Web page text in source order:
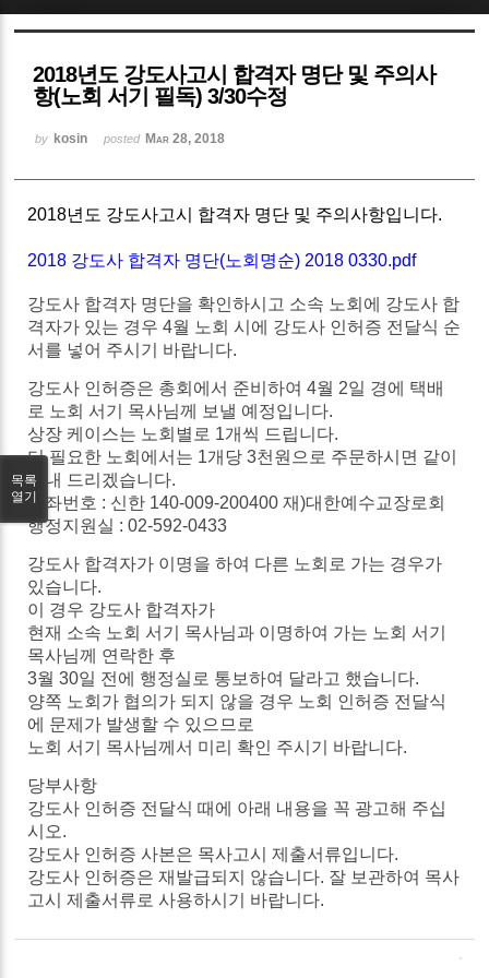
2018년도 강도사고시 합격자 명단 및 주의사
항(노회 서기 필독) 3/30수정
by kosin posted Mar 28, 2018
2018년도 강도사고시 합격자 명단 및 주의사항입니다.
2018 강도사 합격자 명단(노회명순) 2018 0330.pdf
강도사 합격자 명단을 확인하시고 소속 노회에 강도사 합
격자가 있는 경우 4월 노회 시에 강도사 인허증 전달식 순
서를 넣어 주시기 바랍니다.
강도사 인허증은 총회에서 준비하여 4월 2일 경에 택배
로 노회 서기 목사님께 보낼 예정입니다.
상장 케이스는 노회별로 1개씩 드립니다.
더 필요한 노회에서는 1개당 3천원으로 주문하시면 같이
보내 드리겠습니다.
계좌번호 : 신한 140-009-200400재)대한예수교장로회
행정지원실 : 02-592-0433
강도사 합격자가 이명을 하여 다른 노회로 가는 경우가
있습니다.
이
경우 강도사 합격자가
현재 소속 노회 서기 목사님과 이명하여 가는 노회 서기
목사님께 연락한 후
3월 30일 전에 행정실로 통보하여 달라고 했습니다.
양쪽 노회가 협의가 되지 않을 경우 노회 인허증 전달식
에 문제가 발생할 수 있으므로
노회 서기 목사님께서 미리 확인 주시기 바랍니다.
당부사항
강도사 인허증 전달식 때에 아래 내용을 꼭 광고해 주십
시오.
강도사 인허증 사본은 목사고시 제출서류입니다.
강도사 인허증은 재발급되지 않습니다. 잘 보관하여 목사
고시
제출서류로 사용하시기 바랍니다.
목록
열기
Sketchbook5, 스케치북5
Sketchbook5, 스케치북5